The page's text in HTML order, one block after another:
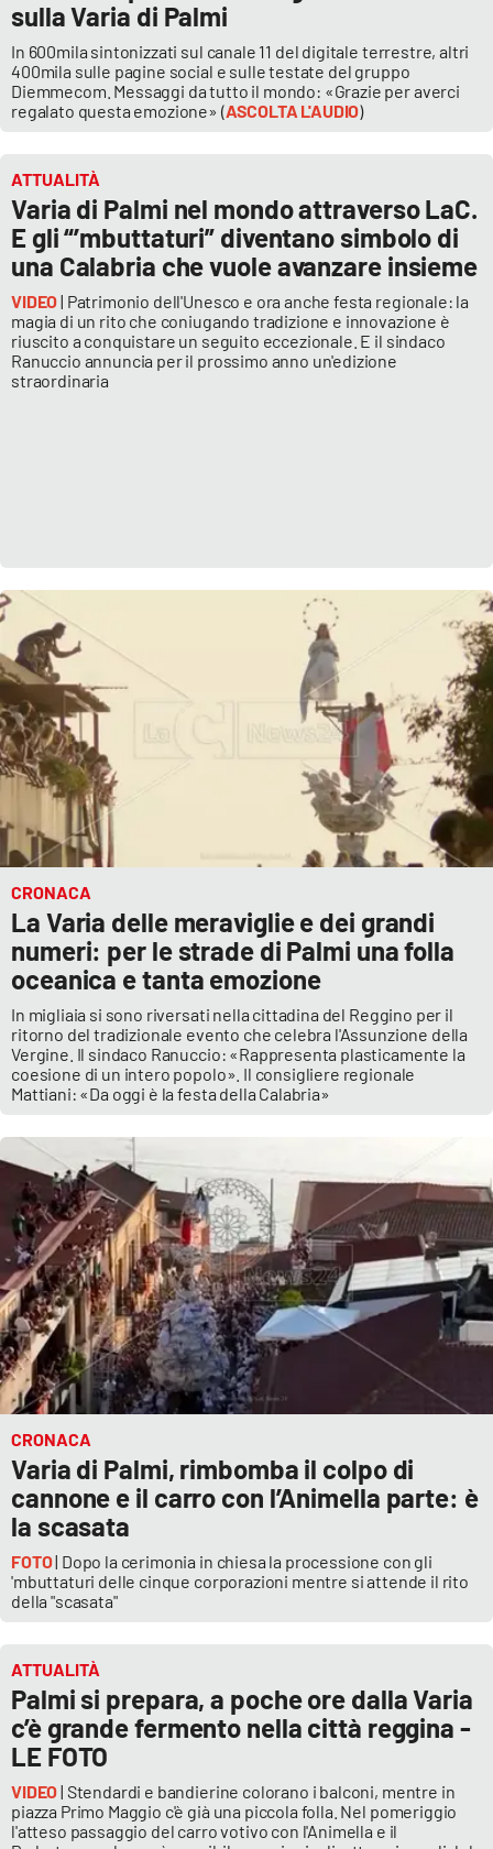
sulla Varia di Palmi
In 600mila sintonizzati sul canale 11 del digitale terrestre, altri
400mila sulle pagine social e sulle testate del gruppo
Diemmecom. Messaggi da tutto il mondo: «Grazie per averci
regalato questa emozione» (ASCOLTA L'AUDIO)
ATTUALITÀ
Varia di Palmi nel mondo attraverso LaC.
E gli “’mbuttaturi” diventano simbolo di
una Calabria che vuole avanzare insieme
VIDEO| Patrimonio dell'Unesco e ora anche festa regionale: la
magia di un rito che coniugando tradizione e innovazione è
riuscito a conquistare un seguito eccezionale. E il sindaco
Ranuccio annuncia per il prossimo anno un'edizione
straordinaria
CRONACA
La Varia delle meraviglie e dei grandi
numeri: per le strade di Palmi una folla
oceanica e tanta emozione
In migliaia si sono riversati nella cittadina del Reggino per il
ritorno del tradizionale evento che celebra l'Assunzione della
Vergine. Il sindaco Ranuccio: «Rappresenta plasticamente la
coesione di un intero popolo». Il consigliere regionale
Mattiani: «Da oggi è la festa della Calabria»
CRONACA
Varia di Palmi, rimbomba il colpo di
cannone e il carro con l’Animella parte: è
la scasata
FOTO| Dopo la cerimonia in chiesa la processione con gli
'mbuttaturi delle cinque corporazioni mentre si attende il rito
della "scasata"
ATTUALITÀ
Palmi si prepara, a poche ore dalla Varia
c’è grande fermento nella città reggina -
LE FOTO
VIDEO| Stendardi e bandierine colorano i balconi, mentre in
piazza Primo Maggio c'è già una piccola folla. Nel pomeriggio
l'atteso passaggio del carro votivo con l'Animella e il